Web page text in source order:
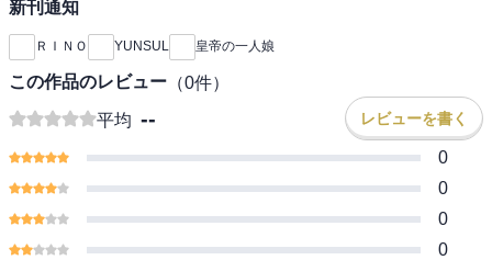
新刊通知
ＲＩＮＯ YUNSUL 皇帝の一人娘
この作品のレビュー （0件）
平均 -- レビューを書く
0
0
0
0